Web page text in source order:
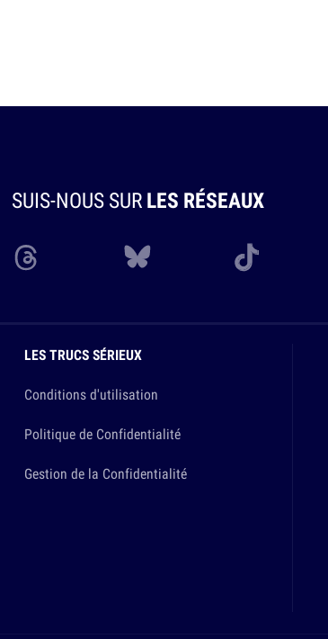
SUIS-NOUS SURLES RÉSEAUX
LES TRUCS SÉRIEUX
Conditions d'utilisation
Politique de Confidentialité
Gestion de la Confidentialité